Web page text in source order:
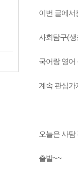
이번 글에서
사회탐구(생
국어랑 영어
계속 관심가
오늘은 사
출발~~